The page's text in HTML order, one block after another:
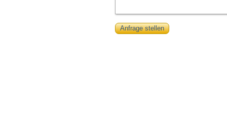
Anfrage stellen